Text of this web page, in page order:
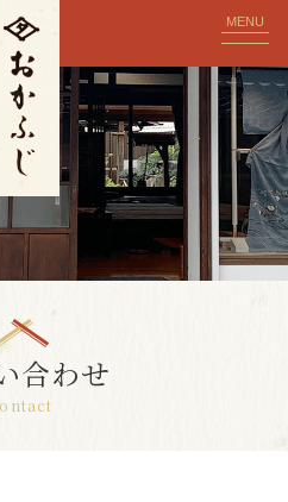
MENU
合わせ